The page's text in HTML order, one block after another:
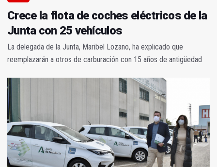
Crece la flota de coches eléctricos de la
Junta con 25 vehículos
La delegada de la Junta, Maribel Lozano, ha explicado que
reemplazarán a otros de carburación con 15 años de antigüedad